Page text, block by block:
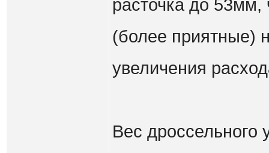
расточка до 53мм,
(более приятные)
увеличения
Вес